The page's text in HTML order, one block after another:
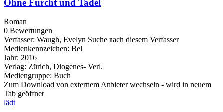
Ohne Furcht und Tadel
Roman
0 Bewertungen
Verfasser: Waugh, Evelyn Suche nach diesem Verfasser
Medienkennzeichen: Bel
Jahr: 2016
Verlag: Zürich, Diogenes- Verl.
Mediengruppe: Buch
Zum Download von externem Anbieter wechseln - wird in neuem
Tab geöffnet
lädt